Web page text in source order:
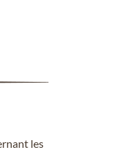
les